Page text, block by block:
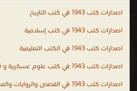
وحكايات للاطفال ممتعة ومسلية ، سلسلة
والتعليمية ، مواقع الطفل التربوية و
للاطفال ، مجلة إلكترونية خاصة بالطفل ،
قصيرة ، قصص اطفال مكتوبة ، قصص
بالصور ، قصص اطفال عالمية ، قصص
فيديو ، قصص اطفال قصيرة جدا ، قصص
اصدارات كتب 1943 في كتب التاريخ
اصدارات كتب 1943 في كتب إسلامية
اصدارات كتب 1943 في الكتب التعليمية
اصدارات كتب 1943 في كتب علوم عسكرية و قانون دولي
اصدارات كتب 1943 في القصص والروايات والمجلّات